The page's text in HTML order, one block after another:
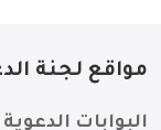
مواقع لجنة
البوابات الدعوية